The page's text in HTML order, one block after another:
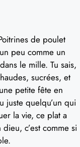
de poulet
peu comme un
le mille. Tu sais,
sucrées, et
petite fête en
juste quelqu’un qui
la vie, ce plat a
c’est comme si